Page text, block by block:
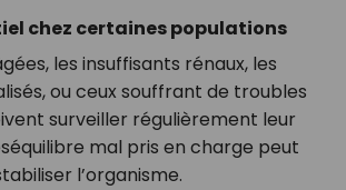
chez certaines populations
les insuffisants rénaux, les
ou ceux souffrant de troubles
surveiller régulièrement leur
mal pris en charge peut
l’organisme.